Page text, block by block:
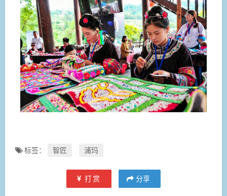
标签： 智匠 浦玛
打赏 分享